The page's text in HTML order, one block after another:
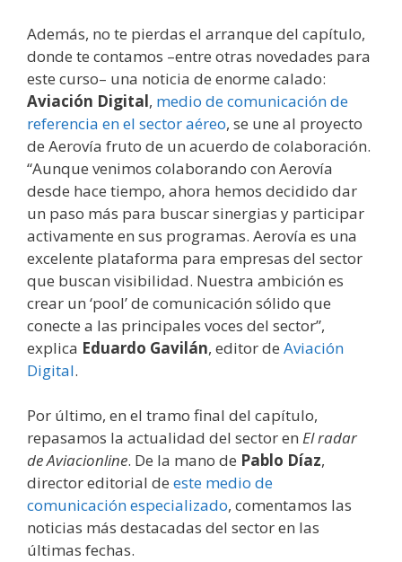
Además, no te pierdas el arranque del capítulo,
donde te contamos –entre otras novedades para
este curso– una noticia de enorme calado:
Aviación Digital, medio de comunicación de
referencia en el sector aéreo, se une al proyecto
de Aerovía fruto de un acuerdo de colaboración.
“Aunque venimos colaborando con Aerovía
desde hace tiempo, ahora hemos decidido dar
un paso más para buscar sinergias y participar
activamente en sus programas. Aerovía es una
excelente plataforma para empresas del sector
que buscan visibilidad. Nuestra ambición es
crear un ‘pool’ de comunicación sólido que
conecte a las principales voces del sector”,
explica Eduardo Gavilán, editor de Aviación
Digital.
Por último, en el tramo final del capítulo,
repasamos la actualidad del sector en El radar
de Aviacionline. De la mano de Pablo Díaz,
director editorial de este medio de
comunicación especializado, comentamos las
noticias más destacadas del sector en las
últimas fechas.